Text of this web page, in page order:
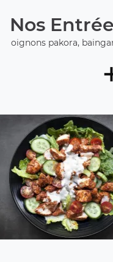
Nos
oignons pakora,